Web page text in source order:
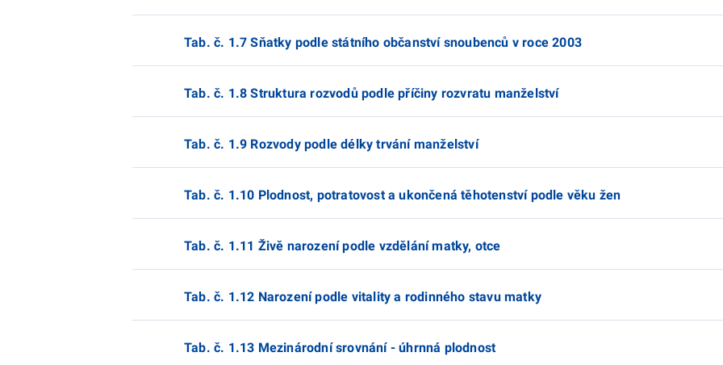
Tab. č. 1.7 Sňatky podle státního občanství snoubenců v roce 2003
Tab. č. 1.8 Struktura rozvodů podle příčiny rozvratu manželství
Tab. č. 1.9 Rozvody podle délky trvání manželství
Tab. č. 1.10 Plodnost, potratovost a ukončená těhotenství podle věku žen
Tab. č. 1.11 Živě narození podle vzdělání matky, otce
Tab. č. 1.12 Narození podle vitality a rodinného stavu matky
Tab. č. 1.13 Mezinárodní srovnání - úhrnná plodnost